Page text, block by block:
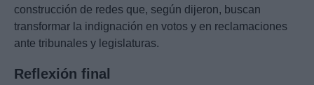
construcción de redes que, según dijeron, buscan
transformar la indignación en votos y en reclamaciones
ante tribunales y legislaturas.
Reflexión final